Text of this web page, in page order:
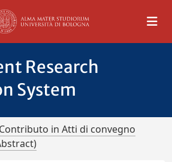
Research
System
in Atti di convegno